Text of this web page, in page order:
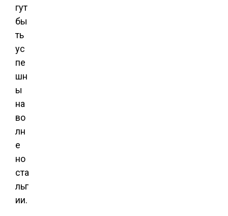
гут
бы
ть
ус
пе
шн
ы
на
во
лн
е
но
ста
льг
ии.